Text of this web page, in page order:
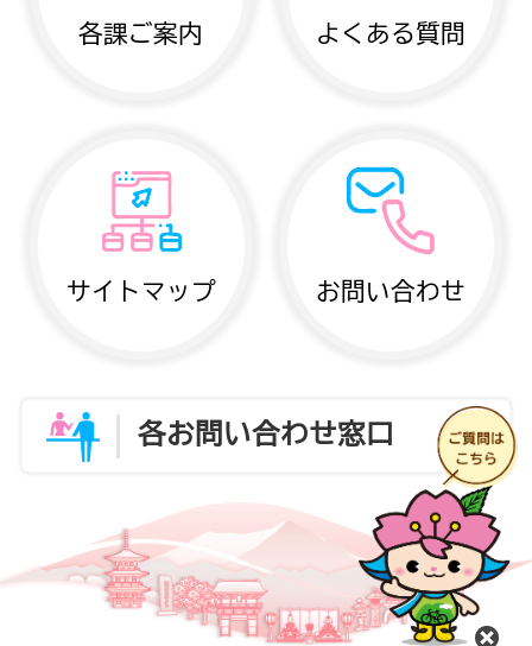
各課ご案内 よくある質問
サイトマップ お問い合わせ
各お問い合わせ窓口